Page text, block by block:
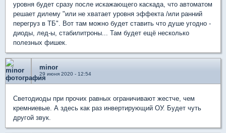
уровня будет сразу после искажающего каскада, что автоматом
решает дилему "или не хватает уровня эффекта /или ранний
перегруз в ТБ". Вот там можно будет ставить что душе угодно -
диоды, лед-ы, стабилитроны... Там будет ещё несколько
полезных фишек.
minor
29 июня 2020 - 12:54
Светодиоды при прочих равных ограничивают жестче, чем
кремниевые. А здесь как раз инвертирующий ОУ. Будет чуть
другой звук.